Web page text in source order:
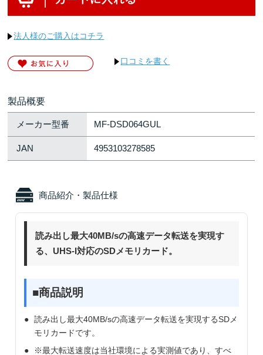
法人様のご購入はコチラ
口コミを書く
製品概要
メーカー型番 MF-DSD064GUL
JAN 4953103278585
商品紹介・製品仕様
読み出し最大40MB/sの高速データ転送を実現す
る、UHS-I対応のSDメモリカード。
■商品説明
読み出し最大40MB/sの高速データ転送を実現するSDメ
モリカードです。
※最大転送速度は当社環境による実測値であり、すべ